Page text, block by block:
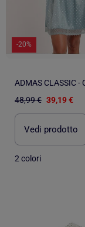
-20%
48,99 € 39,19 €
Vedi prodotto
2 colori